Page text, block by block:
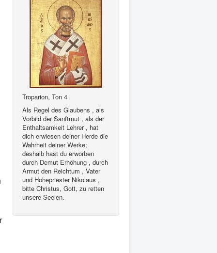
Troparion, Ton 4
Als Regel des Glaubens , als
Vorbild der Sanftmut , als der
Enthaltsamkeit Lehrer , hat
dich erwiesen deiner Herde die
Wahrheit deiner Werke;
deshalb hast du erworben
durch Demut Erhöhung , durch
Armut den Reichtum , Vater
und Hohepriester Nikolaus ,
bitte Christus, Gott, zu retten
unsere Seelen.